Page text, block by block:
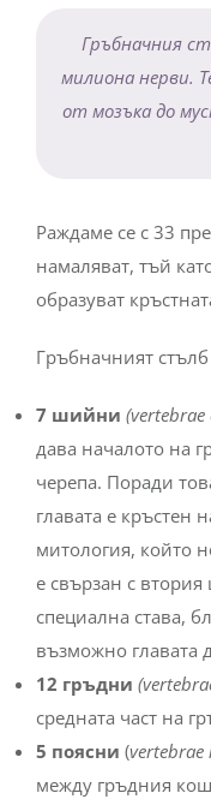
Гръбначния
милиона нерви.
от мозъка до
Раждаме се с 33
намаляват, тъй
образуват
Гръбначният стълб
7 шийни (vertebrae
дава началото на
черепа. Поради
главата е кръстен
митология, който
е свързан с
специална става,
възможно главата
12 гръдни
средната част на
5 поясни (vertebrae
между гръдния